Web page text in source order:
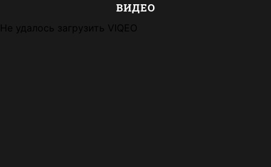
ВИДЕО
Не удалось загрузить VIQEO